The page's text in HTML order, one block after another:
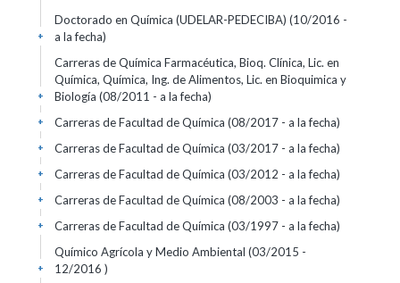
Doctorado en Química (UDELAR-PEDECIBA) (10/2016 -
a la fecha)
+
Carreras de Química Farmacéutica, Bioq. Clínica, Lic. en
Química, Química, Ing. de Alimentos, Lic. en Bioquimica y
Biología (08/2011 - a la fecha)
+
Carreras de Facultad de Química (08/2017 - a la fecha)
+
Carreras de Facultad de Química (03/2017 - a la fecha)
+
Carreras de Facultad de Química (03/2012 - a la fecha)
+
Carreras de Facultad de Química (08/2003 - a la fecha)
+
Carreras de Facultad de Química (03/1997 - a la fecha)
+
Químico Agrícola y Medio Ambiental (03/2015 -
12/2016 )
+